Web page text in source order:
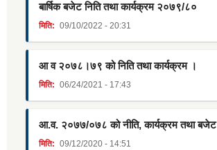
बार्षिक बजेट निति तथा कार्यक्रम २०७९/८०
मिति: 09/10/2022 - 20:31
आ व २०७८।७९ को निति तथा कार्यक्रम ।
मिति: 06/24/2021 - 17:43
आ.व. २०७७/०७८ को नीति, कार्यक्रम तथा बजेट
मिति: 09/12/2020 - 14:51